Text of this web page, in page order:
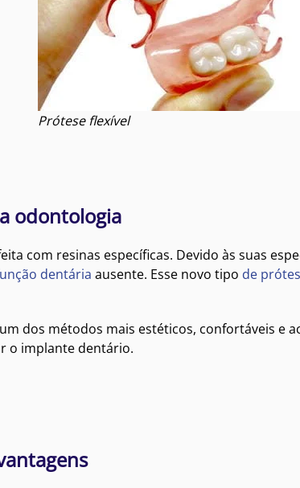
Prótese flexível
odontologia
com resinas específicas. Devido às suas
dentária ausente. Esse novo tipo de
dos métodos mais estéticos, confortáveis e
o implante dentário.